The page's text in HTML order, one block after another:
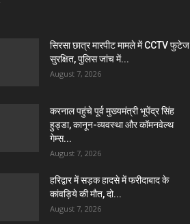
सिरसा छात्र मारपीट मामले में CCTV फुटेज
सुरक्षित, पुलिस जांच में...
August 7, 2026
करनाल पहुंचे पूर्व मुख्यमंत्री भूपेंद्र सिंह
हुड्डा, कानून-व्यवस्था और कॉमनवेल्थ
गेम्स...
August 7, 2026
हरिद्वार में सड़क हादसे में फरीदाबाद के
कांवड़िये की मौत, दो...
August 7, 2026